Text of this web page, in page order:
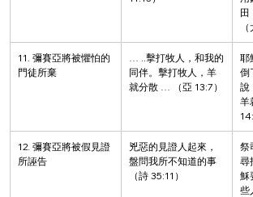
田
11. 彌賽亞將被懼怕的
門徒所棄
… ..擊打牧人，和我的
同伴。擊打牧人，羊
就分散 … （亞 13:7）
耶
倒
說
羊
12. 彌賽亞將被假見證
所誣告
兇惡的見證人起來，
盤問我所不知道的事
（詩 35:11）
祭
尋
穌
些